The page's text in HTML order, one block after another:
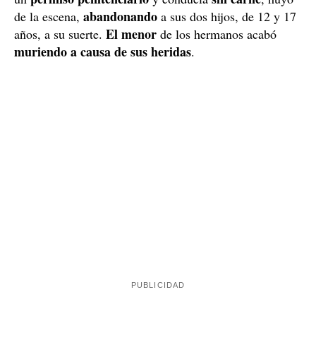
de la escena, abandonando a sus dos hijos, de 12 y 17
años, a su suerte. El menor de los hermanos acabó
muriendo a causa de sus heridas.